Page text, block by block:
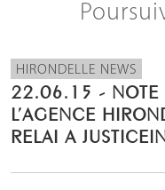
HIRONDELLE NEWS
22.06.15 - NOTE
L’AGENCE
RELAI A